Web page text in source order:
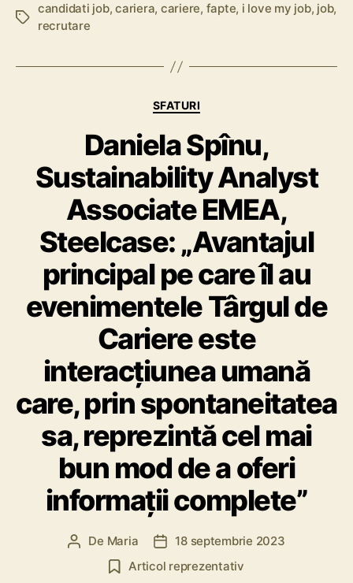
E
c
candidati job,cariera, cariere, fapte, i love my job, job,
recrutare
C
t
e
g
o
r
i
SFATURI
Daniela Spînu,
Sustainability Analyst
Associate EMEA,
Steelcase: „Avantajul
principal pe care îl au
evenimentele Târgul de
Cariere este
interacțiunea umană
care, prin spontaneitatea
sa, reprezintă cel mai
bun mod de a oferi
informații complete”
A De Maria
D
a
18 septembrie 2023
Articol reprezentativ